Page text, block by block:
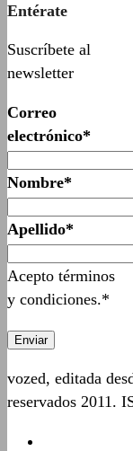
Entérate
Suscríbete al
newsletter
Correo
electrónico*
Nombre*
Apellido*
Acepto términos
y condiciones.*
vozed, editada
reservados 2011.